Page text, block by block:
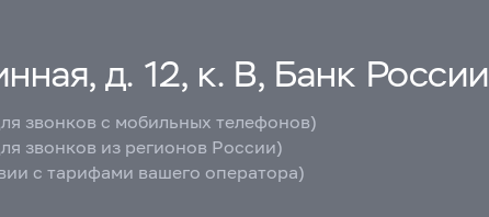
д. 12, к. В, Банк России
звонков с мобильных телефонов)
звонков из регионов России)
с тарифами вашего оператора)